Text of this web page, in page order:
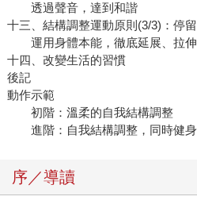
透過聲音，達到和諧
十三、結構調整運動原則(3/3)：停留
運用身體本能，徹底延展、拉伸
十四、改變生活的習慣
後記
動作示範
初階：溫柔的自我結構調整
進階：自我結構調整，同時健身
序／導讀